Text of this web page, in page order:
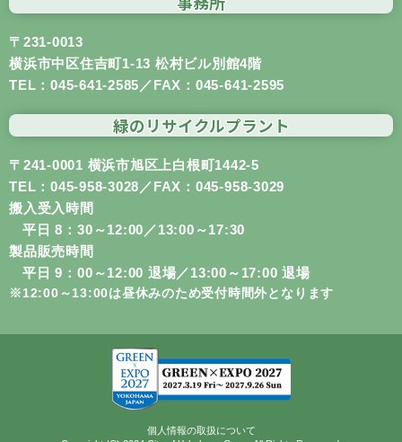
〒231-0013
横浜市中区住吉町1-13 松村ビル別館4階
TEL：045-641-2585 ／FAX：045-641-2595
緑のリサイクルプラント
〒241-0001 横浜市旭区上白根町1442-5
TEL：045-958-3028 ／FAX：045-958-3029
搬入受入時間
平日 8：30～12:00／13:00～17:30
製品販売時間
平日 9：00～12:00 退場／13:00～17:00 退場
※12:00～13:00は昼休みのため受付時間外となります
個人情報の取扱について